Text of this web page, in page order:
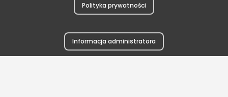
Polityka prywatności
Informacja administratora